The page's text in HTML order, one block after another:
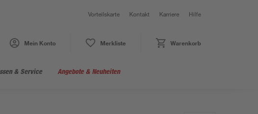
Vorteilskarte Kontakt Karriere Hilfe
Mein Konto Merkliste Warenkorb
& Service Angebote & Neuheiten